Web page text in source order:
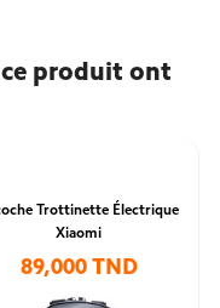
produit ont
Trottinette Électrique
Xiaomi
89,000 TND